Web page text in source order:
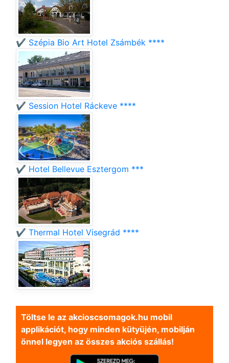
✔️ Szépia Bio Art Hotel Zsámbék ****
✔️ Session Hotel Ráckeve ****
✔️ Hotel Bellevue Esztergom ***
✔️ Thermal Hotel Visegrád ****
Töltse le az akcioscsomagok.hu mobil
applikációt, hogy minden kütyüjén, mobilján
önnel legyen az összes akciós szállás!